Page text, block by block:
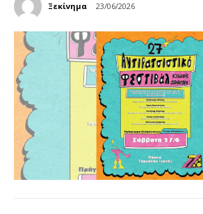
Ξεκίνημα 23/06/2026